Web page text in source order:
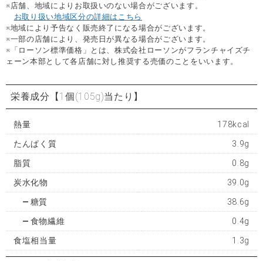
※店舗、地域によりお取扱いのない場合がございます。
お取り扱い地域区分の詳細はこちら
※地域により予告なく販売終了になる場合がございます。
※一部の店舗により、発売日が異なる場合がございます。
※「ローソン標準価格」とは、株式会社ローソンがフランチャイズチ
ェーン本部として各店舗に対し推奨する売価のことをいいます。
栄養成分 【1個(105g)当たり】
熱量 178kcal
たんぱく質 3.9g
脂質 0.8g
炭水化物 39.0g
糖質 38.6g
食物繊維 0.4g
食塩相当量 1.3g